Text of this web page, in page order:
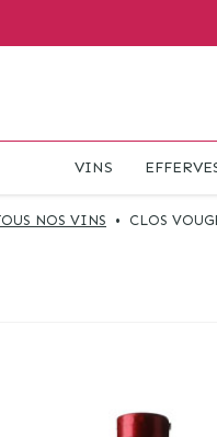
VINS
NOS VINS • CLOS